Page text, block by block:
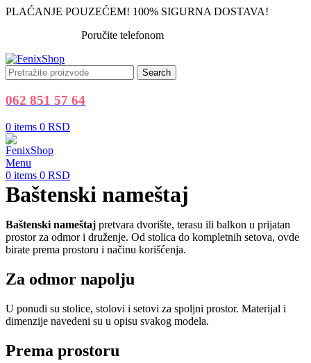
PLAĆANJE POUZEĆEM! 100% SIGURNA DOSTAVA!
Poručite telefonom
Search
062 851 57 64
0 items 0 RSD
Menu
0 items 0 RSD
Baštenski nameštaj
Baštenski nameštaj pretvara dvorište, terasu ili balkon u prijatan
prostor za odmor i druženje. Od stolica do kompletnih setova, ovde
birate prema prostoru i načinu korišćenja.
Za odmor napolju
U ponudi su stolice, stolovi i setovi za spoljni prostor. Materijal i
dimenzije navedeni su u opisu svakog modela.
Prema prostoru